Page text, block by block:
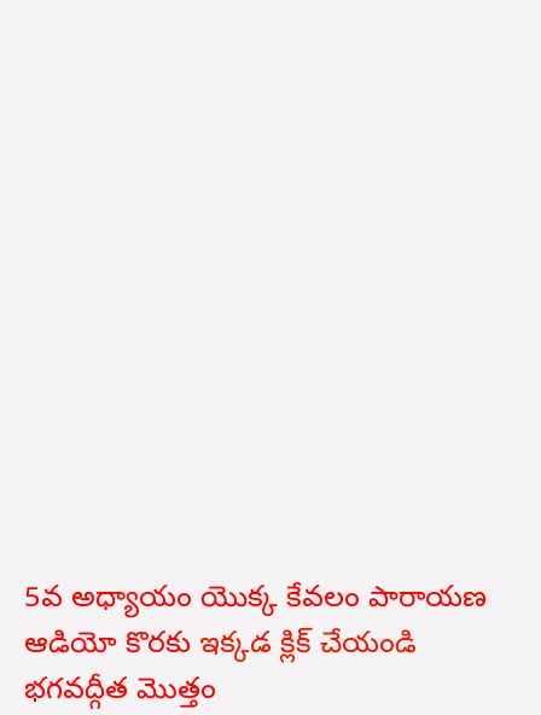
5వ అధ్యాయం యొక్క కేవలం పారాయణ
ఆడియో కొరకు ఇక్కడ క్లిక్ చేయండి
భగవద్గీత మొత్తం